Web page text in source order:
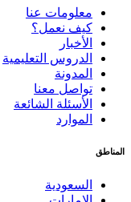
معلومات عنا
كيف نعمل؟
الأخبار
الدروس التعليمية
المدونة
تواصل معنا
الأسئلة الشائعة
الموارد
المناطق
السعودية